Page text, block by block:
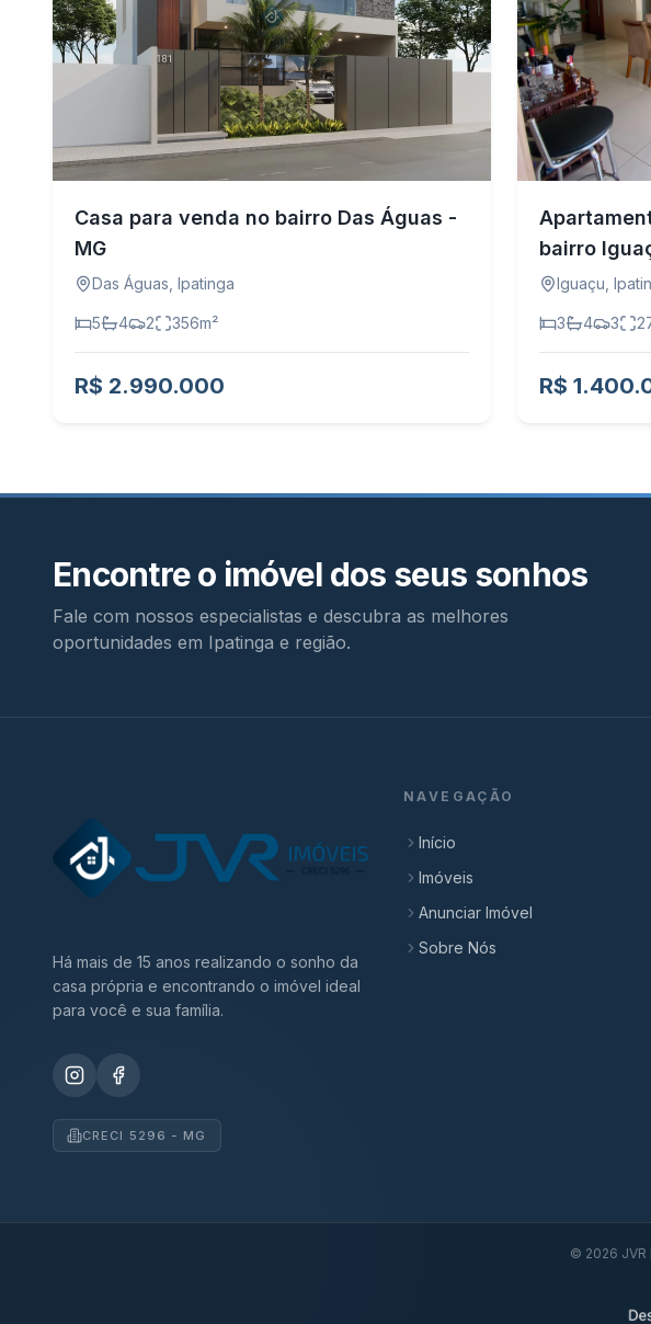
Casa para venda no bairro Das Águas -
MG
Das Águas Ipatinga
5 4 2 356m²
R$ 2.990.000
bairro
Iguaçu
3 4 3
R$
Encontre o imóvel dos seus sonhos
Fale com nossos especialistas e descubra as melhores
oportunidades em Ipatinga e região.
Há mais de 15 anos realizando o sonho da
casa própria e encontrando o imóvel ideal
para você e sua família.
CRECI 5296 - MG
NAVEGAÇÃO
Início
Imóveis
Anunciar Imóvel
Sobre Nós
© 2026